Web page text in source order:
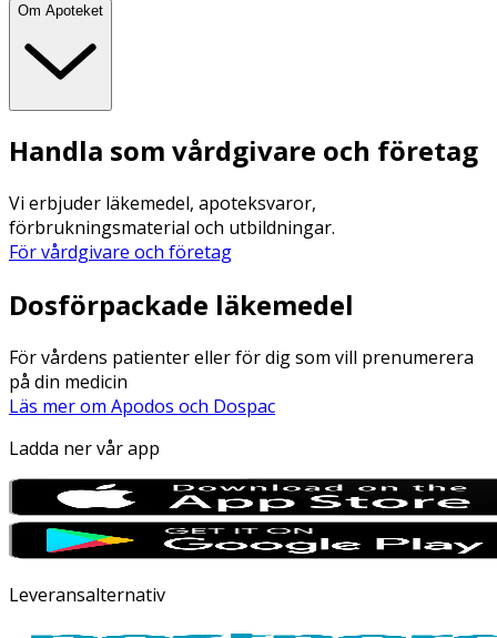
Om Apoteket
Handla som vårdgivare och företag
Vi erbjuder läkemedel, apoteksvaror,
förbrukningsmaterial och utbildningar.
För vårdgivare och företag
Dosförpackade läkemedel
För vårdens patienter eller för dig som vill prenumerera
på din medicin
Läs mer om Apodos och Dospac
Ladda ner vår app
Leveransalternativ